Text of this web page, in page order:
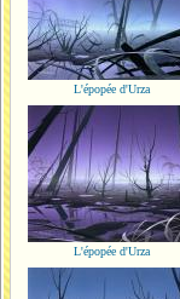
L'épopée d'Urza
L'épopée d'Urza